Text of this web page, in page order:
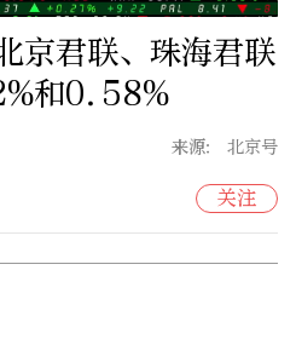
京君联、珠海君联
和0.58%
来源: 北京号
关注